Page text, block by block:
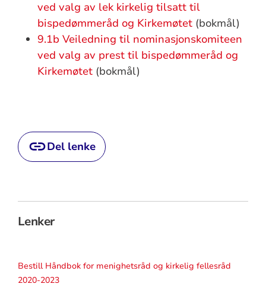
ved valg av lek kirkelig tilsatt til
bispedømmeråd og Kirkemøtet (bokmål)
9.1b Veiledning til nominasjonskomiteen
ved valg av prest til bispedømmeråd og
Kirkemøtet (bokmål)
Del lenke
Lenker
Bestill Håndbok for menighetsråd og kirkelig fellesråd
2020-2023